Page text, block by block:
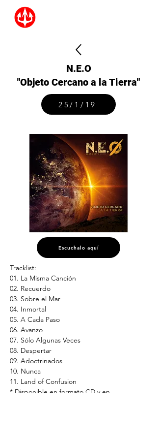
N.E.O
"Objeto Cercano a la Tierra"
25/1/19
Escuchalo aquí
Tracklist:
01. La Misma Canción
02. Recuerdo
03. Sobre el Mar
04. Inmortal
05. A Cada Paso
06. Avanzo
07. Sólo Algunas Veces
08. Despertar
09. Adoctrinados
10. Nunca
11. Land of Confusion
* Disponible en formato CD y en